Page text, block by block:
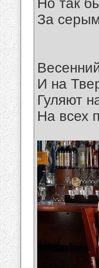
Но так
За
И на
Гуляют
На всех